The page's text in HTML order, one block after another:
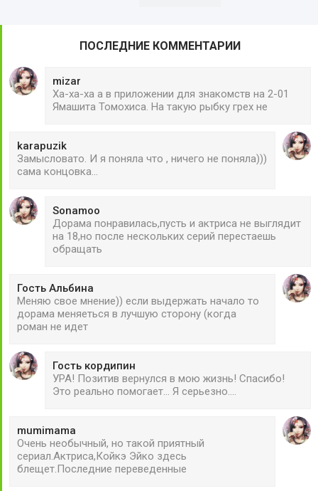
ПОСЛЕДНИЕ КОММЕНТАРИИ
mizar
Ха-ха-ха а в приложении для знакомств на 2-01
Ямашита Томохиса. На такую рыбку грех не
karapuzik
Замысловато. И я поняла что , ничего не поняла)))
сама концовка...
Sonamoo
Дорама понравилась,пусть и актриса не выглядит
на 18,но после нескольких серий перестаешь
обращать
Гость Альбина
Меняю свое мнение)) если выдержать начало то
дорама меняеться в лучшую сторону (когда
роман не идет
Гость кордипин
УРА! Позитив вернулся в мою жизнь! Спасибо!
Это реально помогает... Я серьезно....
mumimama
Очень необычный, но такой приятный
сериал.Актриса,Койкэ Эйко здесь
блещет.Последние переведенные